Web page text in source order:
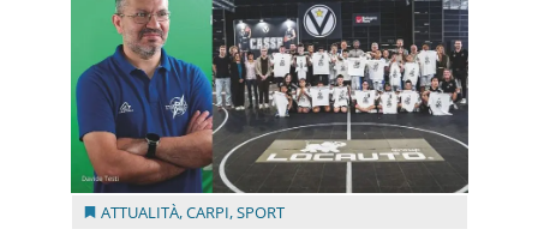
ATTUALITÀ,CARPI,SPORT